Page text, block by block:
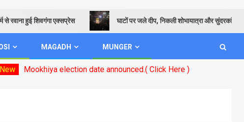
हुई शिवगंगा एक्सप्रेस घाटों पर जले दीप, निकली शोभायात्रा और सुंदरकांड पाठ से
MAGADH MUNGER
election date announced.( Click Here )